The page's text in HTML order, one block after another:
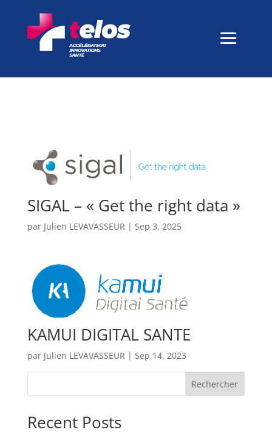
SIGAL – « Get the right data »
par Julien LEVAVASSEUR | Sep 3, 2025
KAMUI DIGITAL SANTE
par Julien LEVAVASSEUR | Sep 14, 2023
Rechercher
Recent Posts